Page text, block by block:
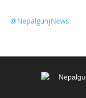
@NepalgunjNews